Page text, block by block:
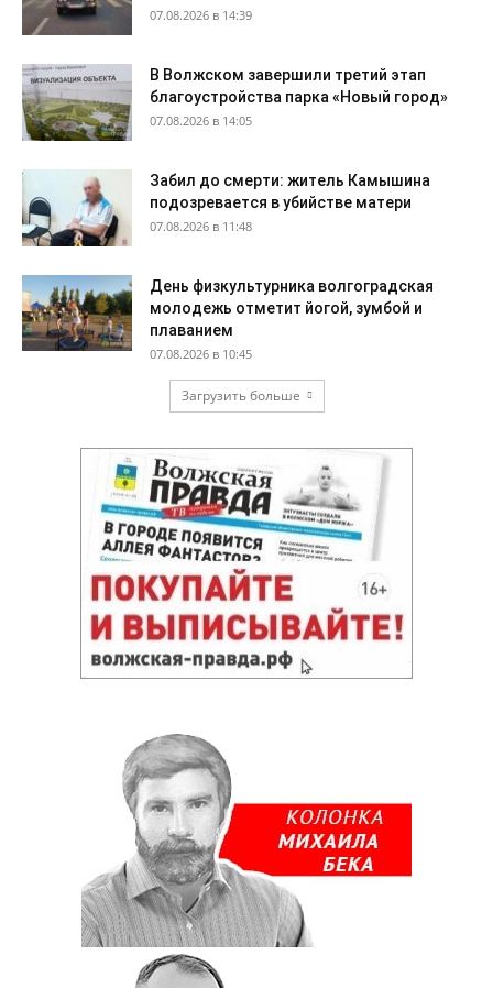
07.08.2026 в 14:39
В Волжском завершили третий этап
благоустройства парка «Новый город»
07.08.2026 в 14:05
Забил до смерти: житель Камышина
подозревается в убийстве матери
07.08.2026 в 11:48
День физкультурника волгоградская
молодежь отметит йогой, зумбой и
плаванием
07.08.2026 в 10:45
Загрузить больше